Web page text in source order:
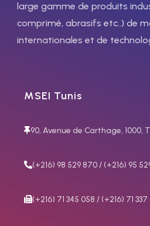
large gamme de produits
comprimé, abrasifs etc..) de
internationales et de
MSEI Tunis
90, Avenue de Carthage, 1000,
(+216) 98 529 870 / (+216) 95
(+216) 71 345 058 / (+216) 71 337